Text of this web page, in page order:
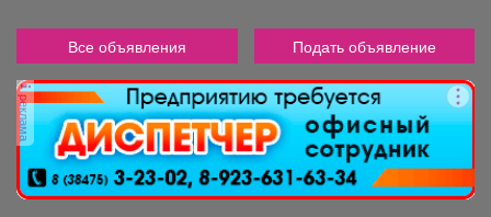
Все объявления Подать объявление
реклама